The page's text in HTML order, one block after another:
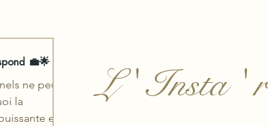
Trouver un métier qui vous correspond 💼🌟
ne peut
est
L ' Insta ' r